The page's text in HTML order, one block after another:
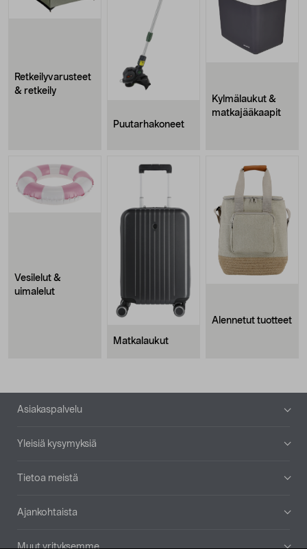
Retkeilyvarusteet
& retkeily
Puutarhakoneet
Kylmälaukut &
matkajääkaapit
Vesilelut &
uimalelut
Matkalaukut
Alennetut tuotteet
Alatunniste
Asiakaspalvelu
Yleisiä kysymyksiä
Tietoa meistä
Ajankohtaista
Muut yrityksemme